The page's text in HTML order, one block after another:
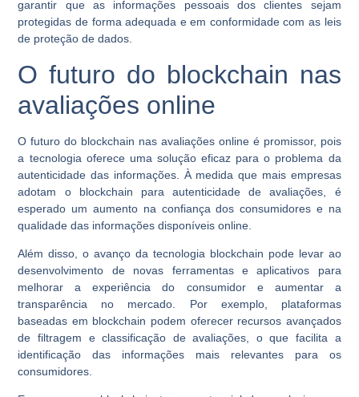
garantir que as informações pessoais dos clientes sejam
protegidas de forma adequada e em conformidade com as leis
de proteção de dados.
O futuro do blockchain nas
avaliações online
O futuro do blockchain nas avaliações online é promissor, pois
a tecnologia oferece uma solução eficaz para o problema da
autenticidade das informações. À medida que mais empresas
adotam o blockchain para autenticidade de avaliações, é
esperado um aumento na confiança dos consumidores e na
qualidade das informações disponíveis online.
Além disso, o avanço da tecnologia blockchain pode levar ao
desenvolvimento de novas ferramentas e aplicativos para
melhorar a experiência do consumidor e aumentar a
transparência no mercado. Por exemplo, plataformas
baseadas em blockchain podem oferecer recursos avançados
de filtragem e classificação de avaliações, o que facilita a
identificação das informações mais relevantes para os
consumidores.